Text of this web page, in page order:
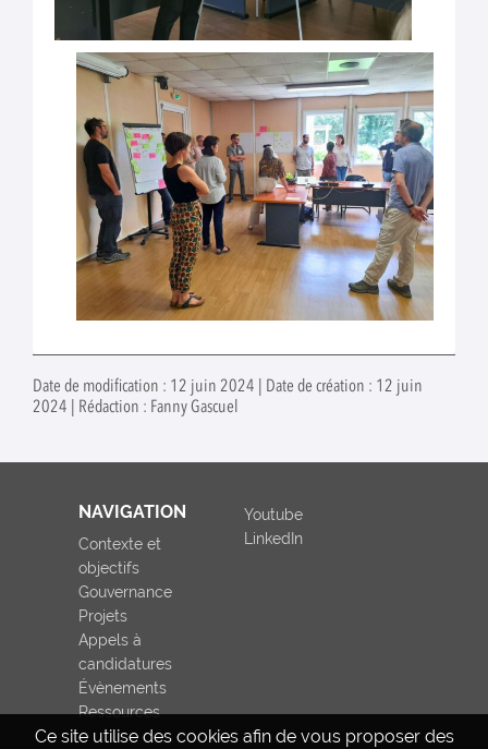
Date de modification : 12 juin 2024 | Date de création : 12 juin
2024 | Rédaction : Fanny Gascuel
Ce site utilise des cookies afin de vous proposer des
NAVIGATION
Contexte et
objectifs
Gouvernance
Projets
Appels à
candidatures
Évènements
Ressources
Youtube
LinkedIn